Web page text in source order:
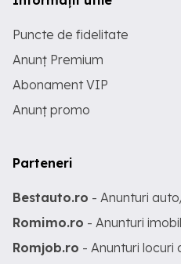
Puncte de fidelitate
Anunț Premium
Abonament VIP
Anunț promo
Parteneri
Bestauto.ro - Anunturi
Romimo.ro - Anunturi
Romjob.ro - Anunturi locuri